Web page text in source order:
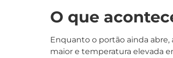
O que
Enquanto o portão ainda
maior e temperatura elevada